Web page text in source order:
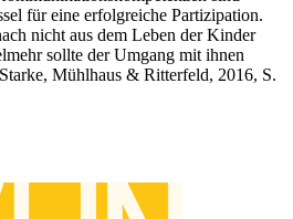
für eine erfolgreiche Partizipation.
nicht aus dem Leben der Kinder
sollte der Umgang mit ihnen
Mühlhaus & Ritterfeld, 2016, S.